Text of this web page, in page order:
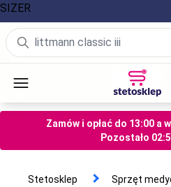
Zamów i opłać do 13:00 a
Pozostało 02:
Stetosklep
Sprzęt
SIZER